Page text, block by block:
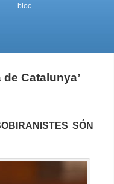
bloc
Catalunya’
SÓN